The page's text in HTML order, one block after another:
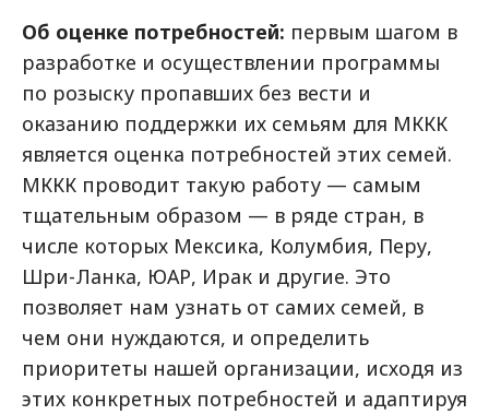
Об оценке потребностей: первым шагом в
разработке и осуществлении программы
по розыску пропавших без вести и
оказанию поддержки их семьям для МККК
является оценка потребностей этих семей.
МККК проводит такую работу — самым
тщательным образом — в ряде стран, в
числе которых Мексика, Колумбия, Перу,
Шри-Ланка, ЮАР, Ирак и другие. Это
позволяет нам узнать от самих семей, в
чем они нуждаются, и определить
приоритеты нашей организации, исходя из
этих конкретных потребностей и адаптируя